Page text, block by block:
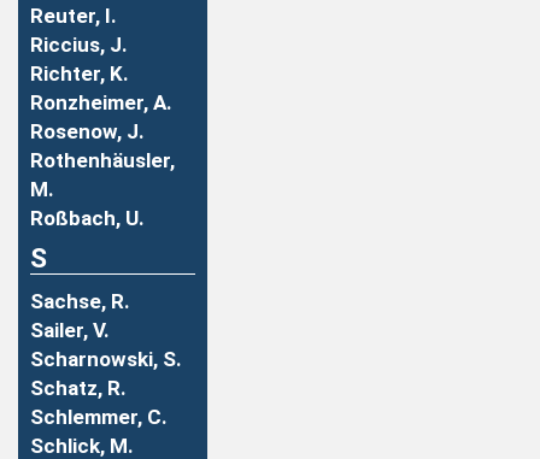
Reuter, I.
Riccius, J.
Richter, K.
Ronzheimer, A.
Rosenow, J.
Rothenhäusler,
M.
Roßbach, U.
S
Sachse, R.
Sailer, V.
Scharnowski, S.
Schatz, R.
Schlemmer, C.
Schlick, M.